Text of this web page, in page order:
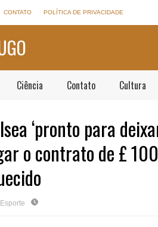
CONTATO POLÍTICA DE PRIVACIDADE
Ciência Contato Cultura
‘pronto para
o contrato de £
Esporte